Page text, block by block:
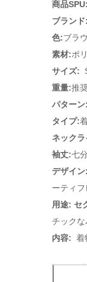
商品SPU:
ブランド:
色:ブラ
素材:ポ
サイズ:
重量:推
パターン:
タイプ:
ネックラ
袖丈:七
デザイン:
ーティ
用途: セ
チック
内容: 着